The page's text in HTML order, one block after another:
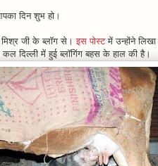
दिन शुभ हो।
मिश्र जी के ब्लॉग से।इस पोस्टमें उन्होंने लिखा
दिल्ली में हुई ब्लॉगिंग बहस के हाल की है।